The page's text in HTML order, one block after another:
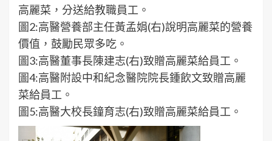
高麗菜，分送給教職員工。
圖2:高醫營養部主任黃孟娟(右)說明高麗菜的營養
價值，鼓勵民眾多吃。
圖3:高醫董事長陳建志(右)致贈高麗菜給員工。
圖4:高醫附設中和紀念醫院院長鍾飲文致贈高麗
菜給員工。
圖5:高醫大校長鐘育志(右)致贈高麗菜給員工。